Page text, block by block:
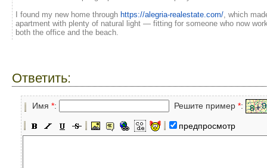
I found my new home through https://alegria-realestate.com/, which
apartment with plenty of natural light — fitting for someone who now
both the office and the beach.
Ответить:
Имя *: Решите пример *:
предпросмотр